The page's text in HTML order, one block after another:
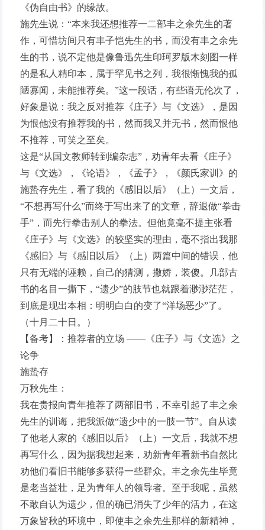
《伪自由书》的缘故。
施先生说：“本来我还想推荐一二部丰之余先生的著
作，可惜坊间只有丰子恺先生的书，而没有丰之余先
生的书，说不定他是像鲁迅先生印珂罗版木刻图一样
的是私人精印本，属于罕见书之列，我很惭愧我的孤
陋寡闻，未能推荐矣。”这一段话，有些语无伦次了，
好象是说：我之反对推荐《庄子》与《文选》，是因
为恨他没有推荐我的书，然而我又并无书，然而恨他
不推荐，可笑之至矣。
这是“从国文教师转到编杂志”，劝青年去看《庄子》
与《文选》，《论语》，《孟子》，《颜氏家训》的
施蛰存先生，看了我的《感旧以后》（上）一文后，
“不想再写什么”而终于写出来了的文章，辞退做“拳击
手”，而先行拳击别人的拳法。但他竟毫不提主张看
《庄子》与《文选》的较坚实的理由，毫不指出我那
《感旧》与《感旧以后》（上）两篇中间的错误，他
只有无端的诬赖，自己的猜测，撒娇，装傻。几部古
书的名目一撕下，“遗少”的肢节也就跟着渺渺茫茫，
到底是现出本相：明明白白的变了“洋场恶少”了。
（十月二十日。）
【备考】：推荐者的立场 ——《庄子》与《文选》之
论争
施蛰存
万秋先生：
我在贵报向青年推荐了两部旧书，不幸引起了丰之余
先生的训诲，把我派做“遗少中的一肢一节”。自从读
了他老人家的《感旧以后》（上）一文后，我就不想
再写什么，因为据我想起来，劝新青年看新书自然比
劝他们看旧书能够多获得一些群众。丰之余先生毕竟
是老当益壮，足为青年人的领导者。至于我呢，虽然
不敢自认为遗少，但的确已消失了少年的活力，在这
万象皆秋的环境中，即使丰之余先生那样的新精神，